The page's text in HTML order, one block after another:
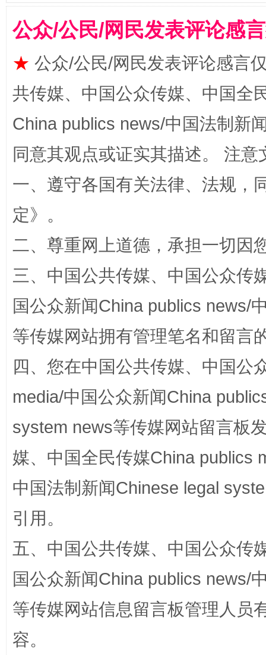
受贿1.44亿！段成刚被判无期 从幼
全民健身五年计划来了！等你上场
国家大学科技园优化重塑工作
公众/公民/网民发表评论感
★ 公众/公民/网民发表评论感言
共传媒、中国公众传媒、中国全
China publics news/中国法制新
同意其观点或证实其描述。 注
一、遵守各国有关法律、法规，
定》。
二、尊重网上道德，承担一切因
三、中国公共传媒、中国公众传
国公众新闻China publics news/
等传媒网站拥有管理笔名和留言
四、您在中国公共传媒、中国公
media/中国公众新闻China
system news等传媒网站留言板
媒、中国全民传媒China publics
中国法制新闻Chinese legal
引用。
五、中国公共传媒、中国公众传
国公众新闻China publics news/
等传媒网站信息留言板管理人员
容。